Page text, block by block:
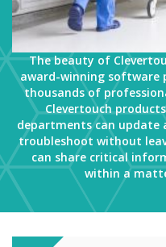
The beauty of
award-winning software
thousands of
Clevertouch
departments can update
troubleshoot without
can share critical
within a